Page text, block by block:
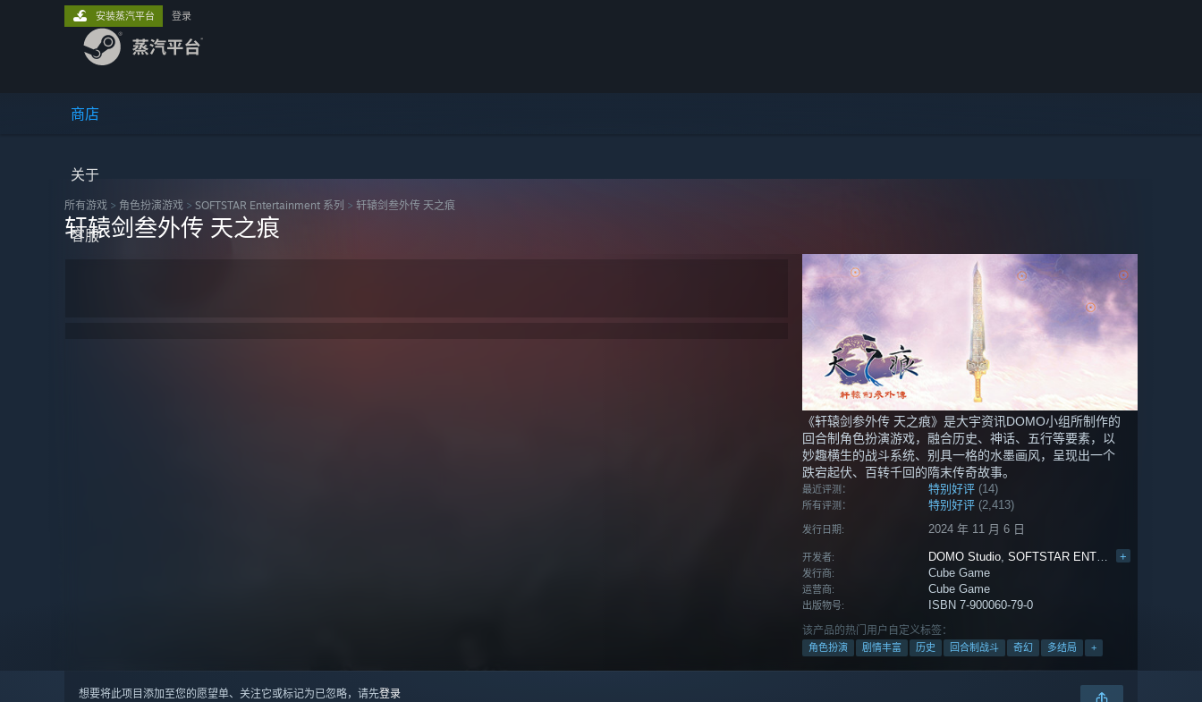
商店
关于
客服
安装蒸汽平台 登录
所有游戏 > 角色扮演‎游戏 > SOFTSTAR Entertainment 系列 > 轩辕剑叁外传 天之痕
轩辕剑叁外传 天之痕
《轩辕剑参外传 天之痕》是大宇资讯DOMO小组所制作的
回合制角色扮演游戏，融合历史、神话、五行等要素，以
妙趣横生的战斗系统、别具一格的水墨画风，呈现出一个
跌宕起伏、百转千回的隋末传奇故事。
最近评测： 特别好评 (14)
所有评测： 特别好评 (2,413)
发行日期: 2024 年 11 月 6 日
开发者: DOMO Studio,SOFTSTAR ENTERTAINMENT +
发行商: Cube Game
运营商: Cube Game
出版物号: ISBN 7-900060-79-0
该产品的热门用户自定义标签：
角色扮演 剧情丰富 历史 回合制战斗 奇幻 多结局 +
想要将此项目添加至您的愿望单、关注它或标记为已忽略，请先登录